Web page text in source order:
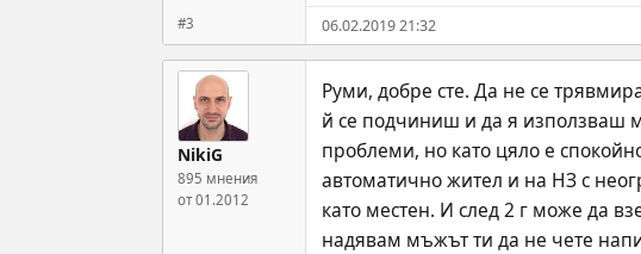
#3 06.02.2019 21:32
NikiG
895 мнения
от 01.2012
Руми, добре сте. Да не се
й се подчиниш и да я използваш
проблеми, но като цяло е
автоматично жител и на НЗ с
като местен. И след 2 г може да
надявам мъжът ти да не чете